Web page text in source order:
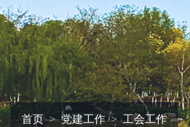
首页 党建工作 工会工作